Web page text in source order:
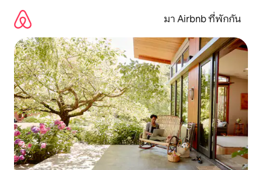
เนื้อหา
มา Airbnb ที่พักกัน